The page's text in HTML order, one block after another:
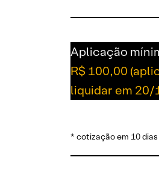
Aplicação
R$ 100,00
liquidar em 20/
* cotização em 10